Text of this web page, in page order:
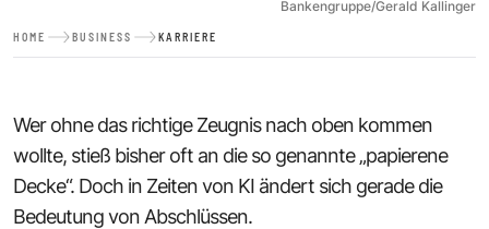
Bankengruppe/Gerald Kallinger
HOME BUSINESS KARRIERE
Wer ohne das richtige Zeugnis nach oben kommen
wollte, stieß bisher oft an die so genannte „papierene
Decke“. Doch in Zeiten von KI ändert sich gerade die
Bedeutung von Abschlüssen.